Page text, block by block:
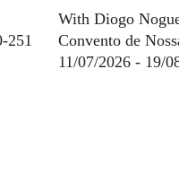
251
With Diogo
Convento de
11/07/2026 - 19/